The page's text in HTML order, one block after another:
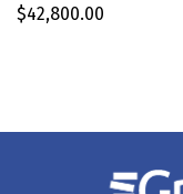
$42,800.00